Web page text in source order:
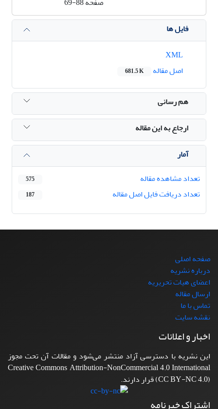
فایل ها
اصل مقاله
681.5 K
هم رسانی
ارجاع به این مقاله
آمار
تعداد مشاهده مقاله
575
تعداد دریافت فایل اصل مقاله 187
صفحه اصلی
درباره نشریه
اعضای هیات تحریریه
ارسال مقاله
تماس با ما
نقشه سایت
اخبار و اعلانات
این نشریه با دسترسی آزاد منتشر می‌شود و مقالات آن تحت مجوز
Creative Commons Attribution-NonCommercial 4.0 International
(CC BY-NC 4.0) قرار دارند.
اشتراک خبرنامه